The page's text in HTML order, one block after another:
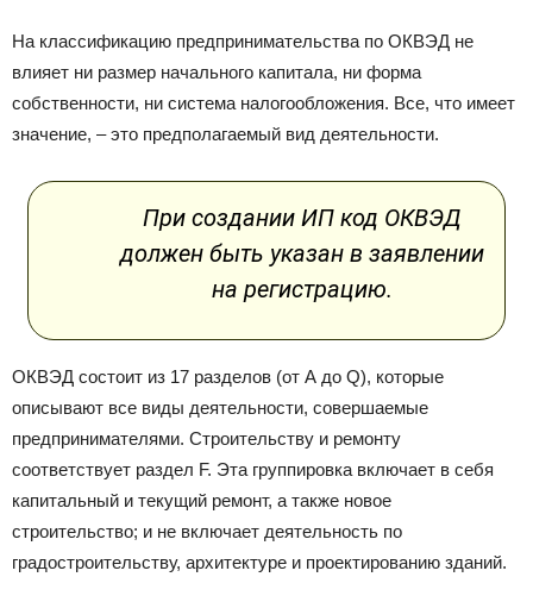
На классификацию предпринимательства по ОКВЭД не
влияет ни размер начального капитала, ни форма
собственности, ни система налогообложения. Все, что имеет
значение, – это предполагаемый вид деятельности.
При создании ИП код ОКВЭД
должен быть указан в заявлении
на регистрацию.
ОКВЭД состоит из 17 разделов (от А до Q), которые
описывают все виды деятельности, совершаемые
предпринимателями. Строительству и ремонту
соответствует раздел F. Эта группировка включает в себя
капитальный и текущий ремонт, а также новое
строительство; и не включает деятельность по
градостроительству, архитектуре и проектированию зданий.